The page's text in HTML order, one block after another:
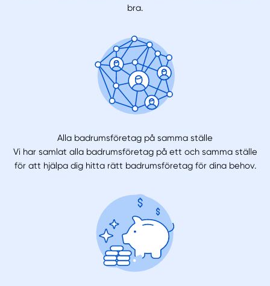
bra.
Alla badrumsföretag på samma ställe
Vi har samlat alla badrumsföretag på ett och samma ställe
för att hjälpa dig hitta rätt badrumsföretag för dina behov.